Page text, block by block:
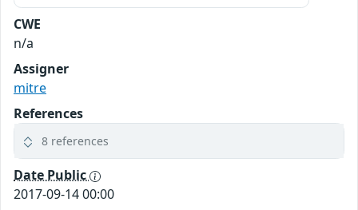
CWE
n/a
Assigner
mitre
References
8 references
Date Public
2017-09-14 00:00